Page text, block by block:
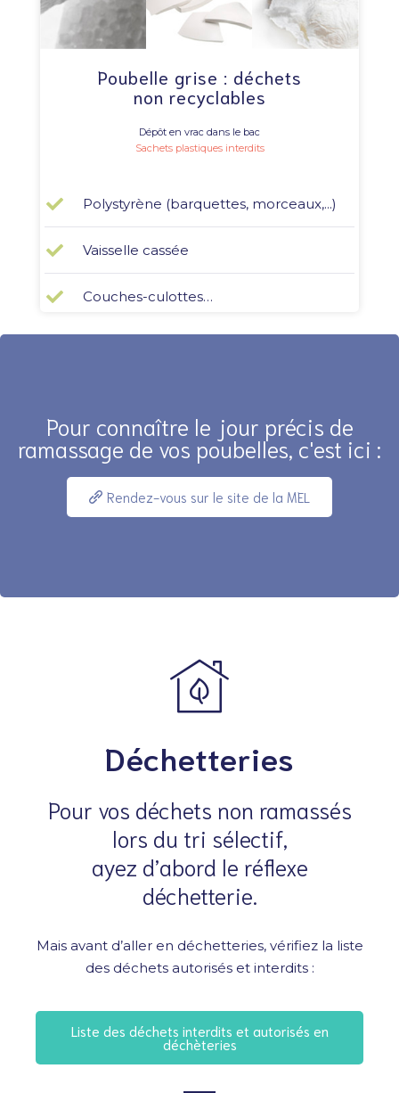
Poubelle grise : déchets
non recyclables
Dépôt en vrac dans le bac
Sachets plastiques interdits
Polystyrène (barquettes, morceaux,...)
Vaisselle cassée
Couches-culottes…
Pour connaître le jour précis de
ramassage de vos poubelles, c'est ici :
Rendez-vous sur le site de la MEL
Déchetteries
Pour vos déchets non ramassés
lors du tri sélectif,
ayez d’abord le réflexe
déchetterie.
Mais avant d’aller en déchetteries, vérifiez la liste
des déchets autorisés et interdits :
Liste des déchets interdits et autorisés en
déchèteries